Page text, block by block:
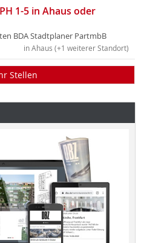
1-5 in Ahaus oder
BDA Stadtplaner PartmbB
in Ahaus (+1 weiterer Standort)
Stellen